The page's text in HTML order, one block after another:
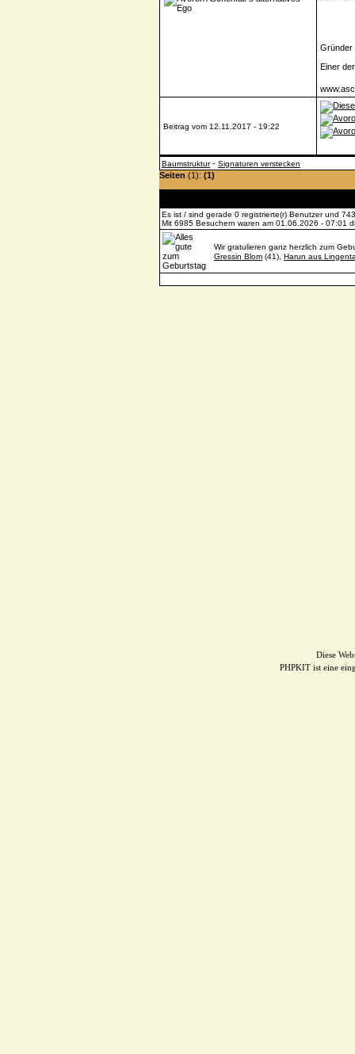
Gründer
Einer
Beitrag vom 12.11.2017 - 19:22
Baumstruktur- Signaturen verstecken
Seiten (1): (1)
Es ist / sind gerade 0 registrierte(r) Benutzer und
Mit 6985 Besuchern waren am 01.06.2026 - 07:01
Wir gratulieren ganz herzlich zum
Gressin Blom (41), Harun aus
Diese
PHPKIT ist eine